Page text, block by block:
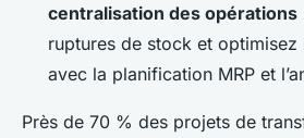
centralisation des opérations
ruptures de stock et optimisez
avec la planification MRP et
Près de 70 % des projets de